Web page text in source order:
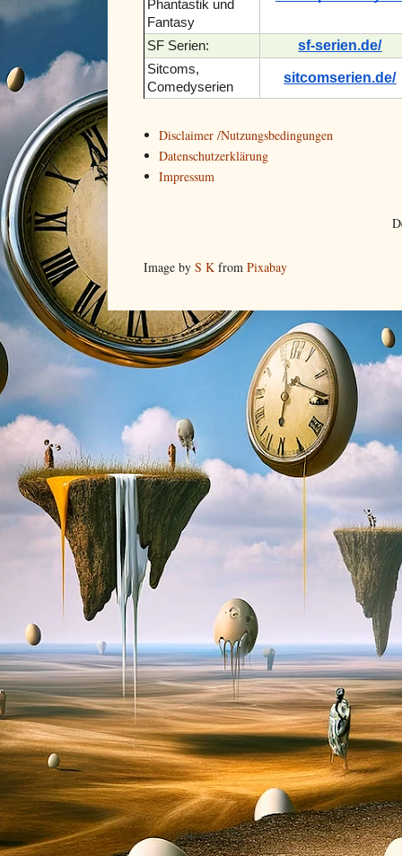
Phantastik und
Fantasy
SF Serien: sf-serien.de/
Sitcoms,
Comedyserien
sitcomserien.de/
Disclaimer /Nutzungsbedingungen
Datenschutzerklärung
Impressum
Image by S K from Pixabay